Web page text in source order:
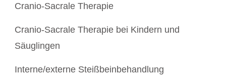
Cranio-Sacrale Therapie
Cranio-Sacrale Therapie bei Kindern und
Säuglingen
Interne/externe Steißbeinbehandlung